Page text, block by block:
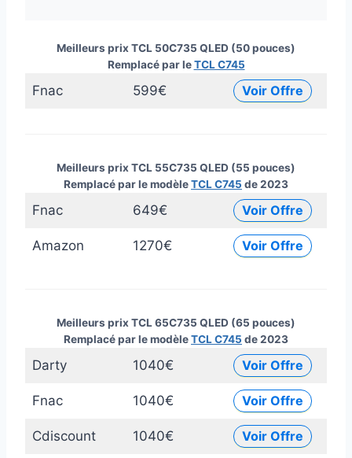
Fnac 599€ Voir Offre
Meilleurs prix TCL 50C735 QLED (50 pouces)
Remplacé par leTCL C745
Fnac 649€ Voir Offre
Amazon 1270€ Voir Offre
Meilleurs prix TCL 55C735 QLED (55 pouces)
Remplacé par le modèleTCL C745 de 2023
Darty 1040€ Voir Offre
Fnac 1040€ Voir Offre
Cdiscount 1040€ Voir Offre
Meilleurs prix TCL 65C735 QLED (65 pouces)
Remplacé par le modèleTCL C745 de 2023